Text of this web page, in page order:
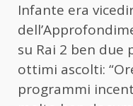
Infante era
su Rai 2 ben
ottimi ascolti:
programmi